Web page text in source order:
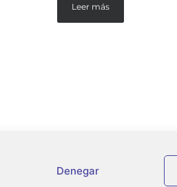
Denegar
Leer más